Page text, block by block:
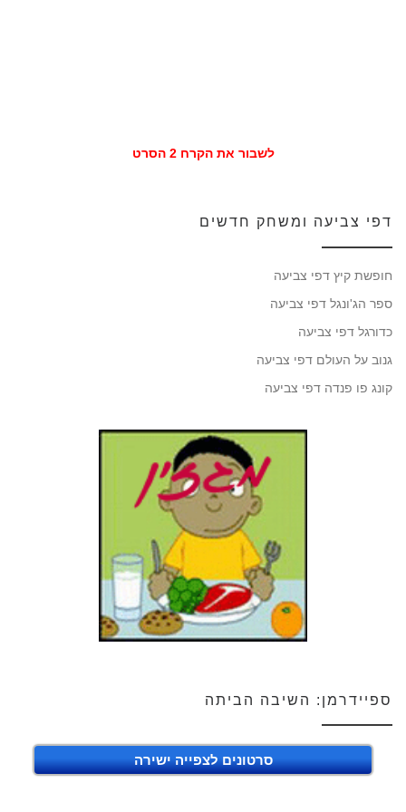
לשבור את הקרח 2 הסרט
דפי צביעה ומשחק חדשים
חופשת קיץ דפי צביעה
ספר הג'ונגל דפי צביעה
כדורגל דפי צביעה
גנוב על העולם דפי צביעה
קונג פו פנדה דפי צביעה
ספיידרמן: השיבה הביתה
סרטונים לצפייה ישירה